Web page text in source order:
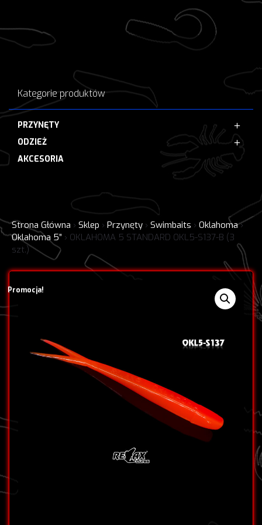
Kategorie produktów
PRZYNĘTY
ODZIEŻ
AKCESORIA
Strona Główna › Sklep › Przynęty › Swimbaits › Oklahoma ›
Oklahoma 5” › OKLAHOMA 5 STANDARD OKL5-S137-B (3
szt.)
Promocja!